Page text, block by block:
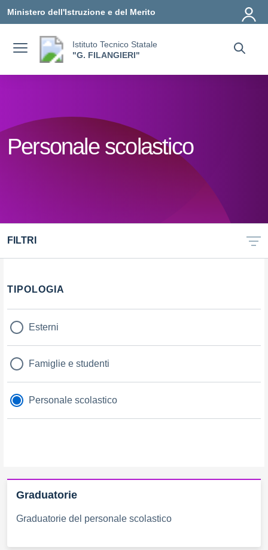
Ministero dell'Istruzione e del Merito
Istituto Tecnico Statale
"G. FILANGIERI"
Personale scolastico
FILTRI
TIPOLOGIA
Esterni
Famiglie e studenti
Personale scolastico
Graduatorie
Graduatorie del personale scolastico